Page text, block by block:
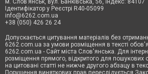
Ідентифікатор у Реєстрі R40-05099
info@6262.com.ua
+38 (050) 426 26 24
Допускається цитування матеріалів без
6262.com.ua за умови розміщення в тексті
6262.com.ua - Сайт міста Слов'янська. Для
розміщення прямого, відкритого для пошукових
на цитовані статті не нижче другого абзацу в
Порушення виняткових прав переслідується